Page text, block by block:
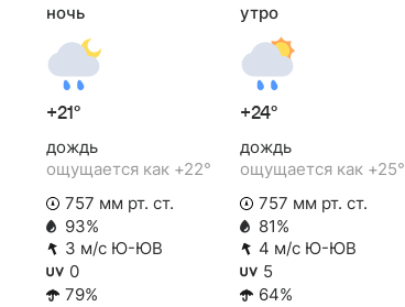
ночь
+21°
дождь
ощущается как +22°
757 мм рт. ст.
93%
3 м/с Ю-ЮВ
0
79%
утро
+24°
дождь
ощущается как +25°
757 мм рт. ст.
81%
4 м/с Ю-ЮВ
5
64%